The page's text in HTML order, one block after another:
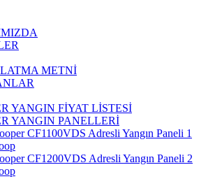
METNİ
YANGIN FİYAT LİSTESİ
YANGIN PANELLERİ
CF1100VDS Adresli Yangın Paneli 1
CF1200VDS Adresli Yangın Paneli 2